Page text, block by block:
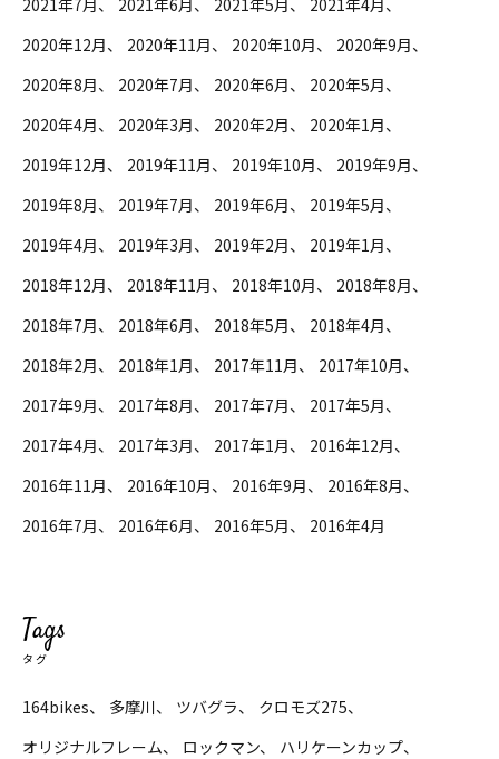
2021年7月 2021年6月 2021年5月
2021年4月
2020年12月
2020年11月 2020年10月
2020年9月
2020年8月
2020年7月 2020年6月
2020年5月
2020年4月
2020年3月 2020年2月
2020年1月
2019年12月
2019年11月 2019年10月
2019年9月
2019年8月
2019年7月 2019年6月
2019年5月
2019年4月
2019年3月 2019年2月
2019年1月
2018年12月
2018年11月 2018年10月
2018年8月
2018年7月
2018年6月 2018年5月
2018年4月
2018年2月
2018年1月 2017年11月
2017年10月
2017年9月
2017年8月 2017年7月
2017年5月
2017年4月
2017年3月 2017年1月
2016年12月
2016年11月
2016年10月 2016年9月
2016年8月
2016年7月
2016年6月 2016年5月 2016年4月
Tags
タグ
164bikes 多摩川 ツバグラ
クロモズ275
オリジナルフレーム
ロックマン
ハリケーンカップ